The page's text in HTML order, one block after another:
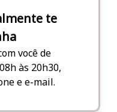
te
você de
às 20h30,
e e-mail.